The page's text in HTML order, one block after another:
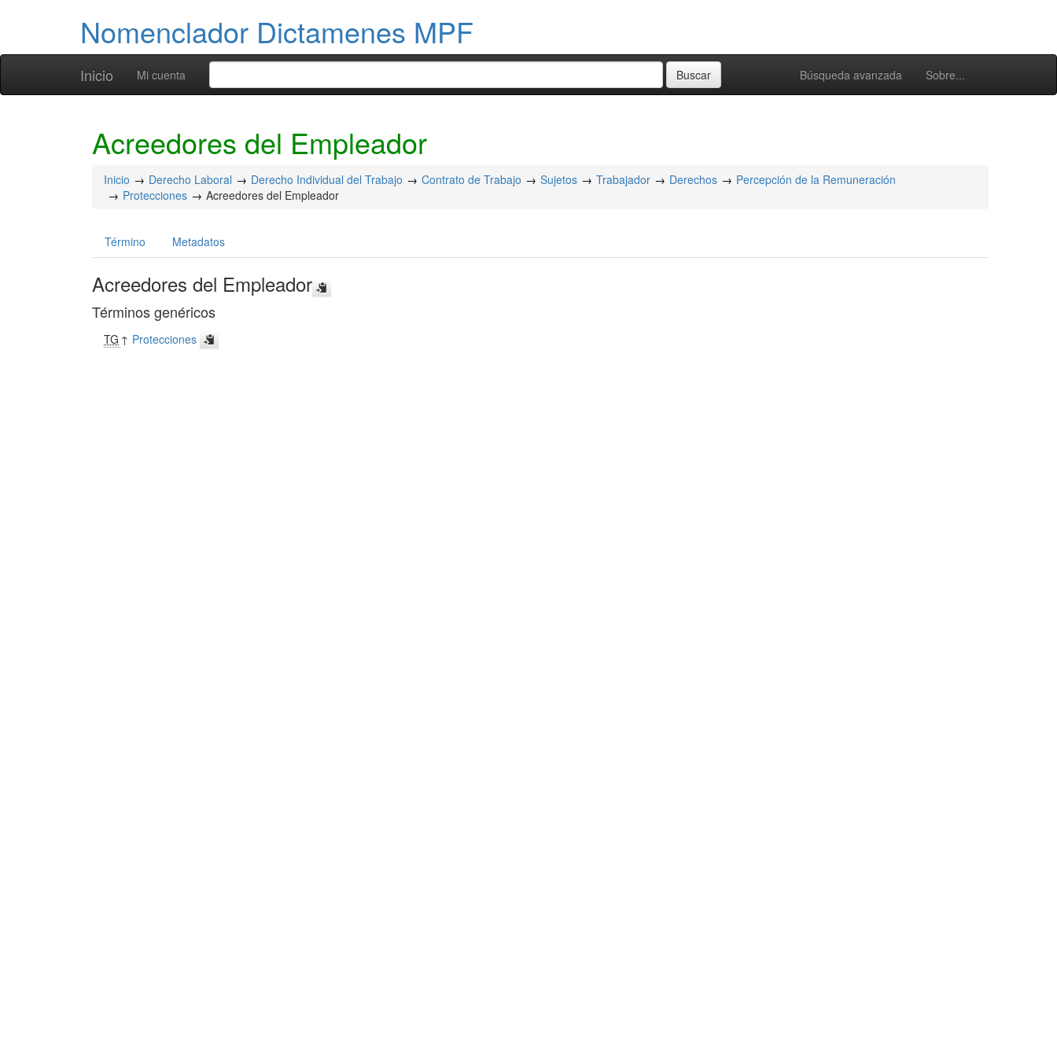
Nomenclador Dictamenes MPF
Inicio Búsqueda avanzada Sobre...
Mi cuenta
Acreedores del Empleador
Inicio Derecho Laboral Derecho Individual del Trabajo Contrato de Trabajo Sujetos Trabajador Derechos
Percepción de la Remuneración
Protecciones
Acreedores del Empleador
Término Metadatos
Acreedores del Empleador
Términos genéricos
TG ↑ Protecciones